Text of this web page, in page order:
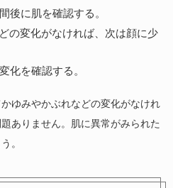
後に肌を確認する。
の変化がなければ、次は顔に少
化を確認する。
ゆみやかぶれなどの変化がなけれ
ありません。肌に異常がみられた
。